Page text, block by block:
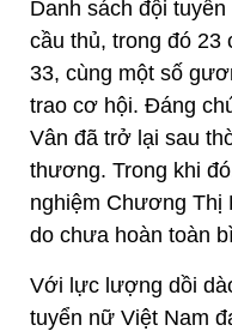
Danh sách đội
cầu thủ, trong đó 23
33, cùng một số
trao cơ hội. Đáng
Vân đã trở lại sau
thương. Trong khi
nghiệm Chương Thị
do chưa hoàn toàn
Với lực lượng dồi
tuyển nữ Việt Nam